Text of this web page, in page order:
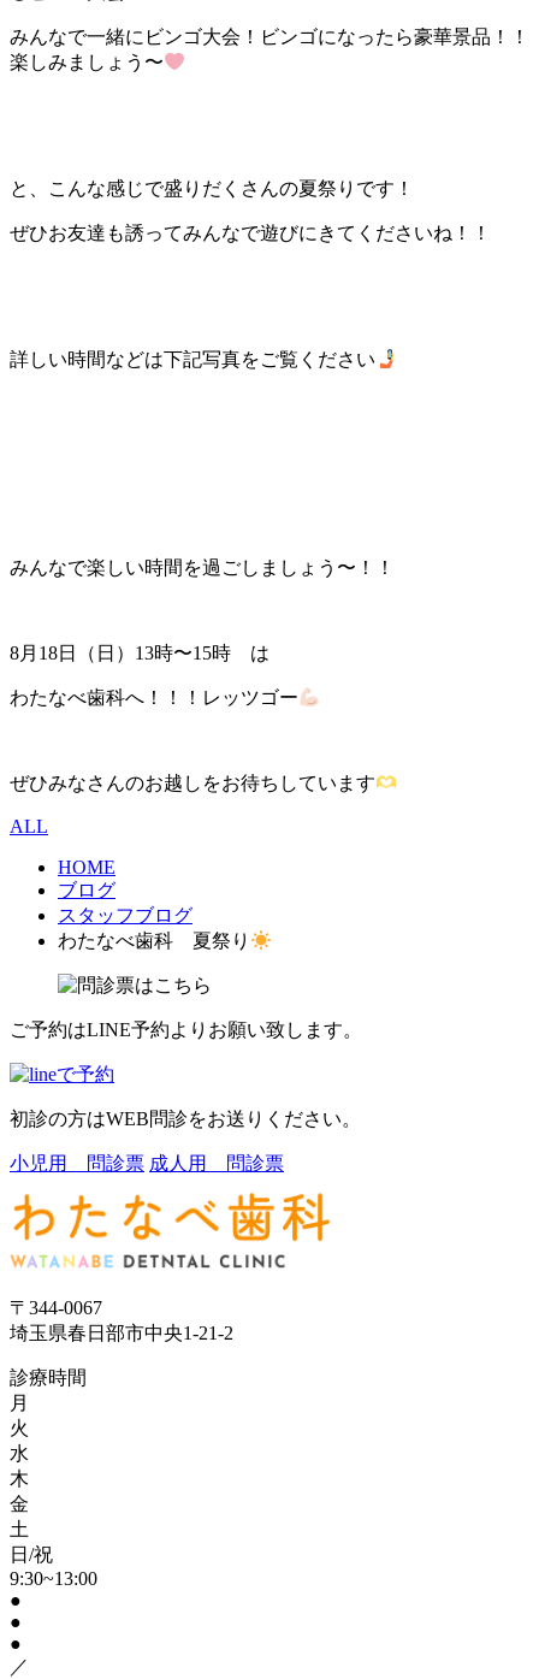
みんなで一緒にビンゴ大会！ビンゴになったら豪華景品！！
楽しみましょう〜
と、こんな感じで盛りだくさんの夏祭りです！
ぜひお友達も誘ってみんなで遊びにきてくださいね！！
詳しい時間などは下記写真をご覧ください
みんなで楽しい時間を過ごしましょう〜！！
8月18日（日）13時〜15時 は
わたなべ歯科へ！！！レッツゴー
ぜひみなさんのお越しをお待ちしています
ALL
HOME
ブログ
スタッフブログ
わたなべ歯科 夏祭り
ご予約はLINE予約よりお願い致します。
初診の方はWEB問診をお送りください。
小児用 問診票 成人用 問診票
〒344-0067
埼玉県春日部市中央1-21-2
診療時間
月
火
水
木
金
土
日/祝
9:30~13:00
●
●
●
／